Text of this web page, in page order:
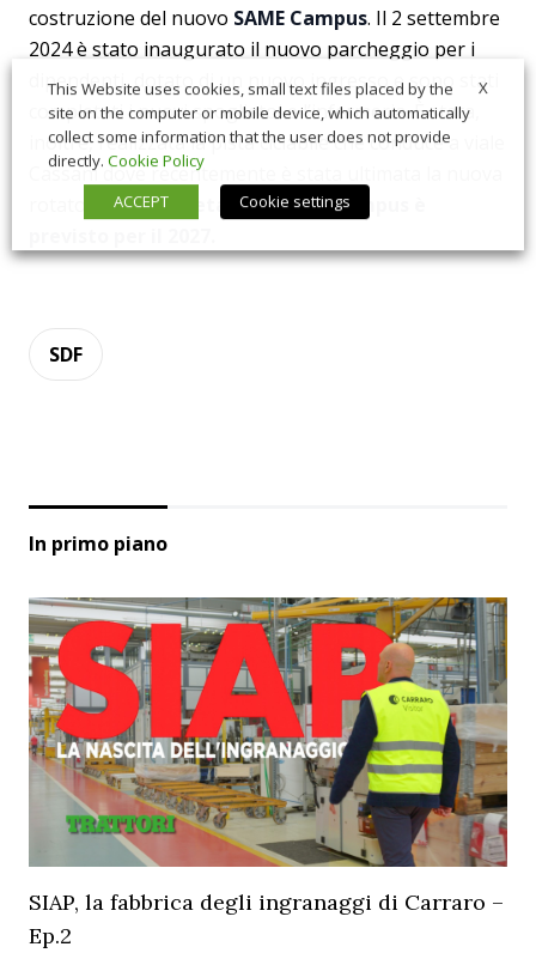
costruzione del nuovo SAME Campus. Il 2 settembre
2024 è stato inaugurato il nuovo parcheggio per i
dipendenti, dotato di un nuovo ingresso e sono stati
completati i nuovi spogliatoi e l’infermeria. È stata,
inoltre, realizzata la pista ciclabile che conduce a viale
Cassani dove recentemente è stata ultimata la nuova
Il completamento del Campus è
SDF
In primo piano
SIAP, la fabbrica degli ingranaggi di Carraro –
Ep.2
X
This Website uses cookies, small text files placed by the
site on the computer or mobile device, which automatically
collect some information that the user does not provide
directly. Cookie Policy
ACCEPT
Cookie settings